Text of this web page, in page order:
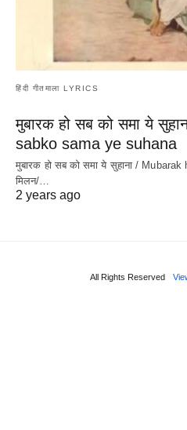
हिंदी गीतमाला LYRICS
मुबारक हो सब को समा ये
sabko sama ye suhana
मुबारक हो सब को समा ये सुहाना /
मिलन/…
2 years ago
All Rights Reserved